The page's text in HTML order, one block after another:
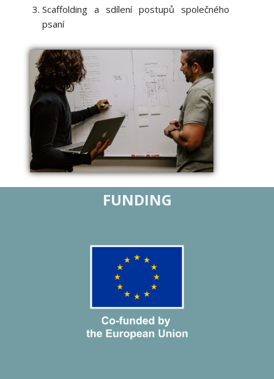
Scaffolding a sdílení postupů společného
psaní
FUNDING